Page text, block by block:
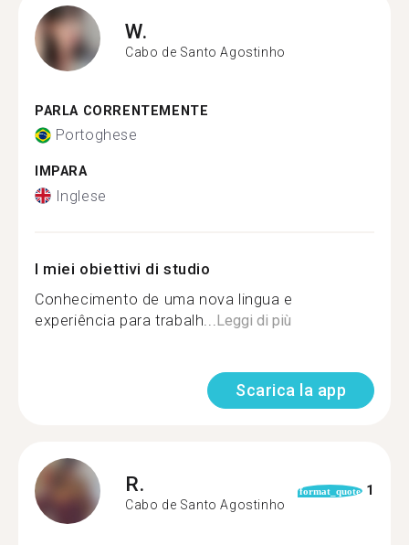
W.
Cabo de Santo Agostinho
PARLA CORRENTEMENTE
Portoghese
IMPARA
Inglese
I miei obiettivi di studio
Conhecimento de uma nova lingua e
experiência para trabalh... Leggi di più
Scarica la app
R.
Cabo de Santo Agostinho
format_quote 1